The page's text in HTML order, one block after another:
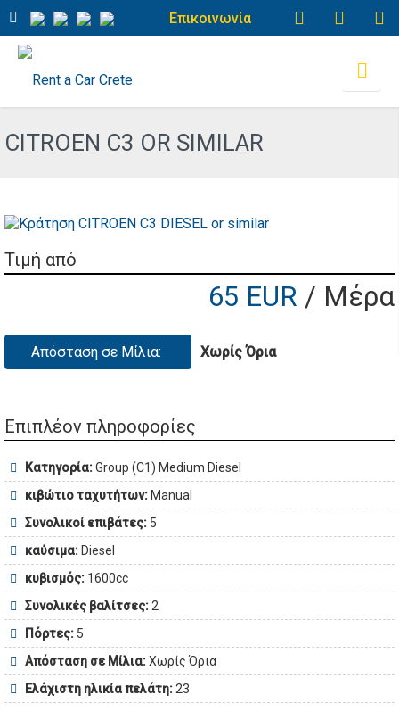
Επικοινωνία
CITROEN C3 OR SIMILAR
Τιμή από
65 EUR / Μέρα
Απόσταση σε Μίλια: Χωρίς Όρια
Επιπλέον πληροφορίες
Κατηγορία:Group (C1) Medium Diesel
κιβώτιο ταχυτήτων: Manual
Συνολικοί επιβάτες: 5
καύσιμα: Diesel
κυβισμός: 1600cc
Συνολικές βαλίτσες: 2
Πόρτες: 5
Απόσταση σε Μίλια:Χωρίς Όρια
Ελάχιστη ηλικία πελάτη: 23